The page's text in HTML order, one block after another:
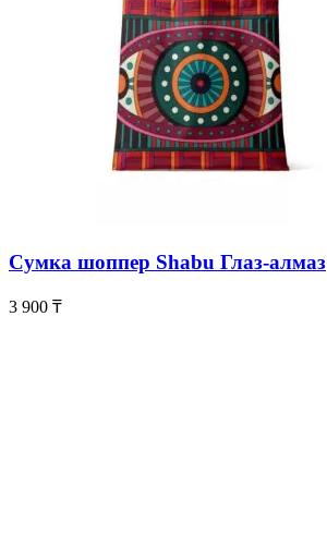
Сумка шоппер Shabu Глаз-алмаз
3 900 ₸